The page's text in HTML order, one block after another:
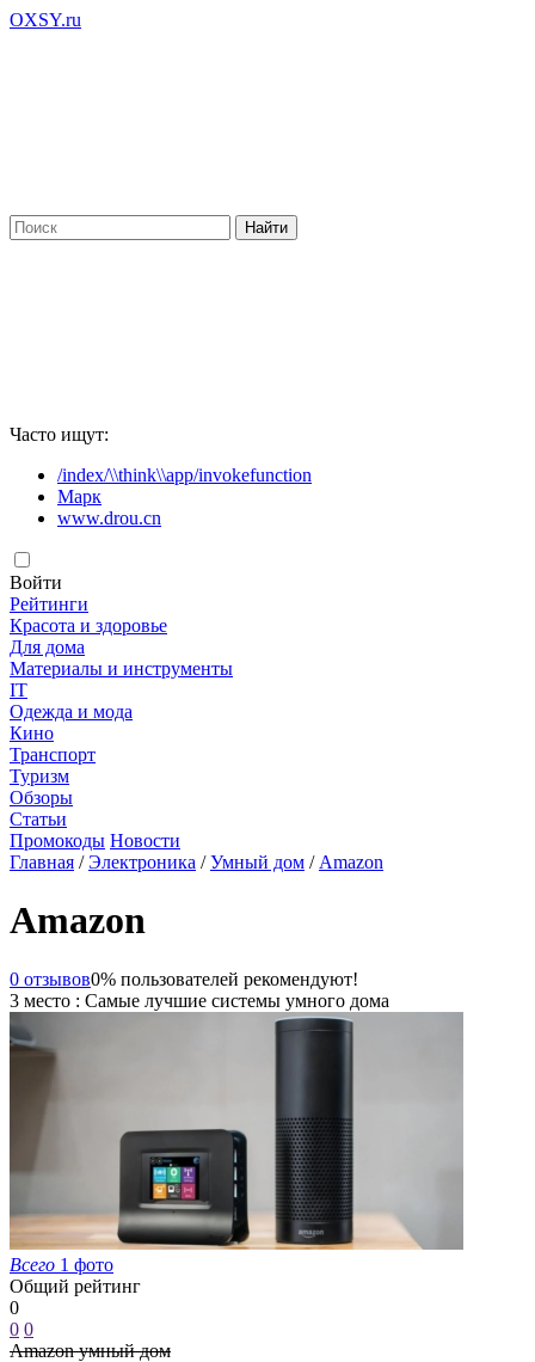
OXSY.ru
Часто ищут:
/index/\\think\\app/invokefunction
Марк
www.drou.cn
Войти
Рейтинги
Красота и здоровье
Для дома
Материалы и инструменты
IT
Одежда и мода
Кино
Транспорт
Туризм
Обзоры
Статьи
Промокоды Новости
Главная /Электроника /Умный дом / Amazon
Amazon
0 отзывов0% пользователей рекомендуют!
3 место : Самые лучшие системы умного дома
Всего 1 фото
Общий рейтинг
0
0 0
Amazon умный дом